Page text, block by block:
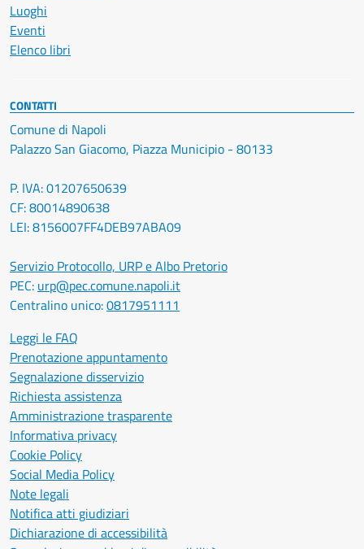
Luoghi
Eventi
Elenco libri
CONTATTI
Comune di Napoli
Palazzo San Giacomo, Piazza Municipio - 80133
P. IVA: 01207650639
CF: 80014890638
LEI: 8156007FF4DEB97ABA09
Servizio Protocollo, URP e Albo Pretorio
PEC: urp@pec.comune.napoli.it
Centralino unico:0817951111
Leggi le FAQ
Prenotazione appuntamento
Segnalazione disservizio
Richiesta assistenza
Amministrazione trasparente
Informativa privacy
Cookie Policy
Social Media Policy
Note legali
Notifica atti giudiziari
Dichiarazione di accessibilità